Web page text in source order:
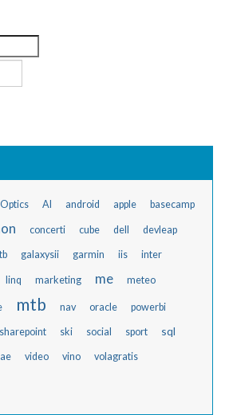
AI android apple basecamp
concerti cube dell devleap
galaxysii garmin iis inter
linq marketing me meteo
mtb nav oracle powerbi
sharepoint ski social sport sql
video vino volagratis